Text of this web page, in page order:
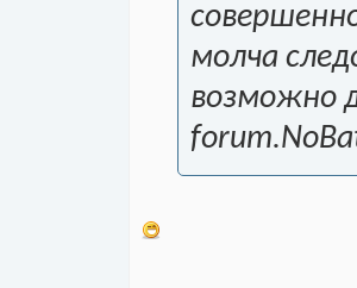
молча
возможно